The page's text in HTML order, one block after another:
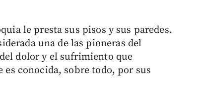
le presta sus pisos y sus paredes.
una de las pioneras del
dolor y el sufrimiento que
es conocida, sobre todo, por sus